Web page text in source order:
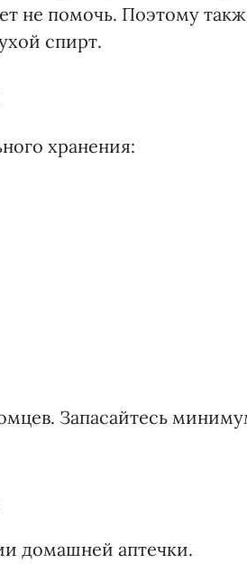
не помочь. Поэтому
спирт.
хранения:
Запасайтесь
домашней аптечки.